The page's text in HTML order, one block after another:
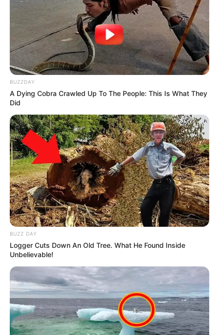
BUZZDAY
A Dying Cobra Crawled Up To The People: This Is What They
Did
BUZZ DAY
Logger Cuts Down An Old Tree. What He Found Inside
Unbelievable!